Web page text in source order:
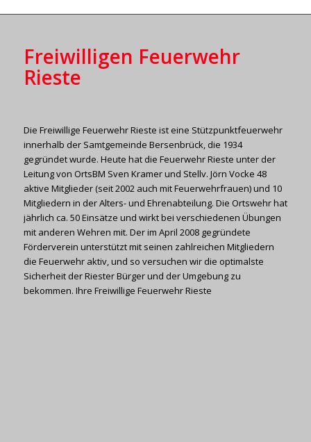
Freiwilligen Feuerwehr
Rieste
Die Freiwillige Feuerwehr Rieste ist eine Stützpunktfeuerwehr
innerhalb der Samtgemeinde Bersenbrück, die 1934
gegründet wurde. Heute hat die Feuerwehr Rieste unter der
Leitung von OrtsBM Sven Kramer und Stellv. Jörn Vocke 48
aktive Mitglieder (seit 2002 auch mit Feuerwehrfrauen) und 10
Mitgliedern in der Alters- und Ehrenabteilung. Die Ortswehr hat
jährlich ca. 50 Einsätze und wirkt bei verschiedenen Übungen
mit anderen Wehren mit. Der im April 2008 gegründete
Förderverein unterstützt mit seinen zahlreichen Mitgliedern
die Feuerwehr aktiv, und so versuchen wir die optimalste
Sicherheit der Riester Bürger und der Umgebung zu
bekommen. Ihre Freiwillige Feuerwehr Rieste